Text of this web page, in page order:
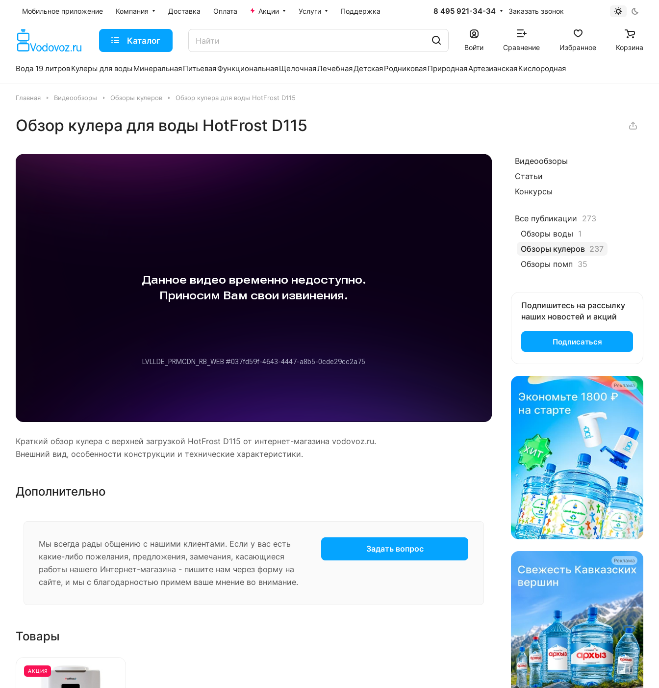
Мобильное приложение Компания Доставка Оплата Акции Услуги Поддержка 8 495 921-34-34 Заказать звонок
Каталог
Войти Сравнение Избранное Корзина
Вода 19 литровКулеры для воды МинеральнаяПитьеваяФункциональнаяЩелочнаяЛечебнаяДетскаяРодниковаяПрироднаяАртезианскаяКислородная
Главная Видеообзоры Обзоры кулеров Обзор кулера для воды HotFrost D115
Обзор кулера для воды HotFrost D115
Краткий обзор кулера с верхней загрузкой HotFrost D115 от интернет-магазина vodovoz.ru.
Внешний вид, особенности конструкции и технические характеристики.
Дополнительно
Мы всегда рады общению с нашими клиентами. Если у вас есть
какие-либо пожелания, предложения, замечания, касающиеся
работы нашего Интернет-магазина - пишите нам через форму на
сайте, и мы с благодарностью примем ваше мнение во внимание.
Задать вопрос
Товары
АКЦИЯ
Видеообзоры
Статьи
Конкурсы
Все публикации 273
Обзоры воды 1
Обзоры кулеров 237
Обзоры помп 35
Подпишитесь на рассылку
наших новостей и акций
Подписаться
Реклама
Реклама